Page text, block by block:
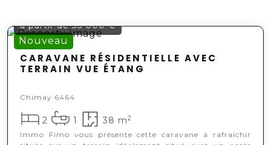
Nouveau
à partir de 35 000 €
CARAVANE RÉSIDENTIELLE AVEC
TERRAIN VUE ÉTANG
Chimay 6464
2 1 38 m2
Immo Fimo vous présente cette caravane à rafraîchir